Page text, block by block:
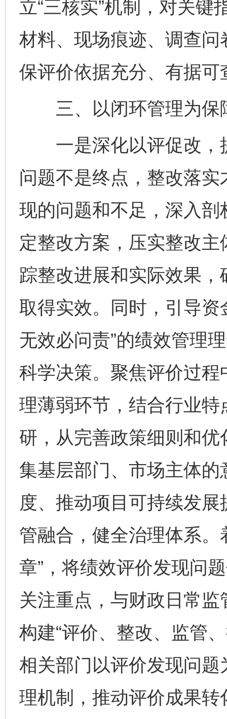
立“三核实”机制，对关
材料、现场痕迹、调查
保评价依据充分、有据可
三、以闭环管理为保
一是深化以评促改，
问题不是终点，整改落
现的问题和不足，深入
定整改方案，压实整改
踪整改进展和实际效果
取得实效。同时，引导资
无效必问责”的绩效管理
科学决策。聚焦评价过
理薄弱环节，结合行业
研，从完善政策细则和
集基层部门、市场主体
度、推动项目可持续发
管融合，健全治理体系。
章”，将绩效评价发现问
关注重点，与财政日常
构建“评价、整改、监管
相关部门以评价发现问
理机制，推动评价成果